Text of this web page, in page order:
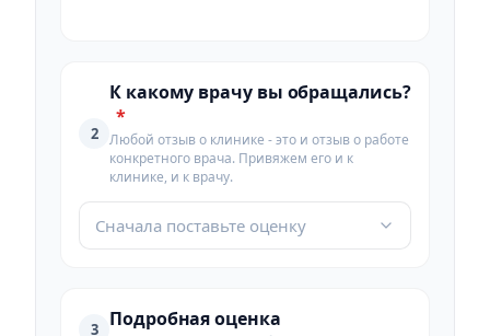
2
К какому врачу вы обращались?
*
Любой отзыв о клинике - это и отзыв о работе
конкретного врача. Привяжем его и к
клинике, и к врачу.
Сначала поставьте оценку
3 Подробная оценка